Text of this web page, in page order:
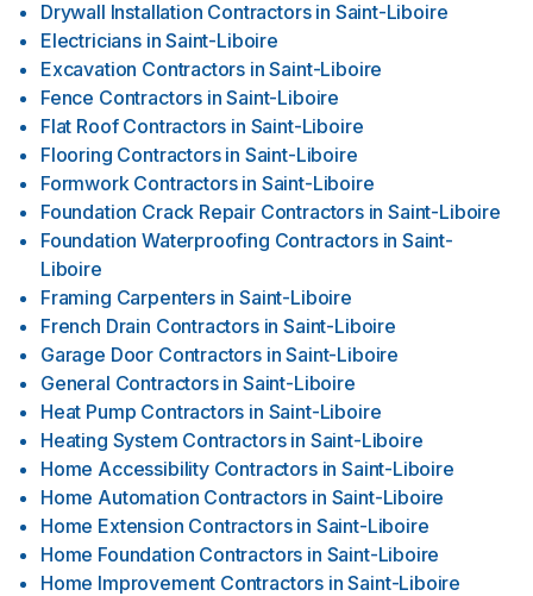
Drywall Installation Contractors in Saint-Liboire
Electricians in Saint-Liboire
Excavation Contractors in Saint-Liboire
Fence Contractors in Saint-Liboire
Flat Roof Contractors in Saint-Liboire
Flooring Contractors in Saint-Liboire
Formwork Contractors in Saint-Liboire
Foundation Crack Repair Contractors in Saint-Liboire
Foundation Waterproofing Contractors in Saint-
Liboire
Framing Carpenters in Saint-Liboire
French Drain Contractors in Saint-Liboire
Garage Door Contractors in Saint-Liboire
General Contractors in Saint-Liboire
Heat Pump Contractors in Saint-Liboire
Heating System Contractors in Saint-Liboire
Home Accessibility Contractors in Saint-Liboire
Home Automation Contractors in Saint-Liboire
Home Extension Contractors in Saint-Liboire
Home Foundation Contractors in Saint-Liboire
Home Improvement Contractors in Saint-Liboire